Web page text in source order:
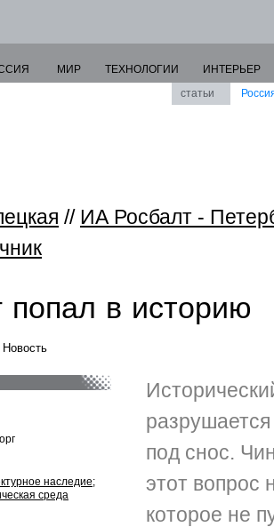
МИР ТЕХНОЛОГИИ
ИНТЕРЬЕР
статьи
// ИА Росбалт -
попал в историю
Новость
наследие;
среда
под снос.
этот вопрос
которое не